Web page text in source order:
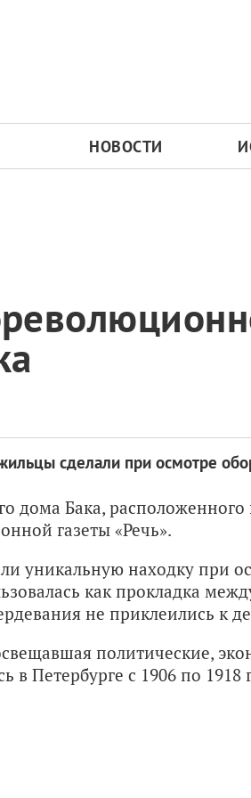
НОВОСТИ
сделали при осмотре
дома Бака,
газеты «Речь».
уникальную находку при
как прокладка
не приклеились к
политические,
в Петербурге с 1906 по